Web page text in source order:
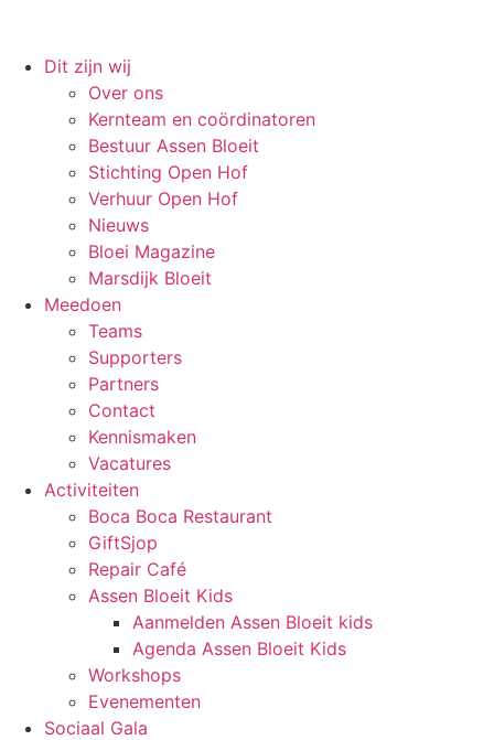
Dit zijn wij
Over ons
Kernteam en coördinatoren
Bestuur Assen Bloeit
Stichting Open Hof
Verhuur Open Hof
Nieuws
Bloei Magazine
Marsdijk Bloeit
Meedoen
Teams
Supporters
Partners
Contact
Kennismaken
Vacatures
Activiteiten
Boca Boca Restaurant
GiftSjop
Repair Café
Assen Bloeit Kids
Aanmelden Assen Bloeit kids
Agenda Assen Bloeit Kids
Workshops
Evenementen
Sociaal Gala